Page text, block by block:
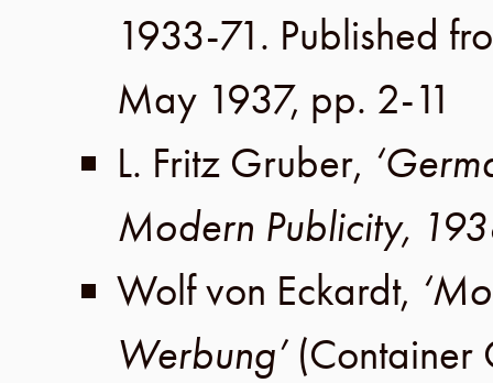
1933-71. Published
May 1937, pp. 2-11
L. Fritz Gruber,
Modern Publicity,
Wolf von Eckardt,
Werbung’ (Container